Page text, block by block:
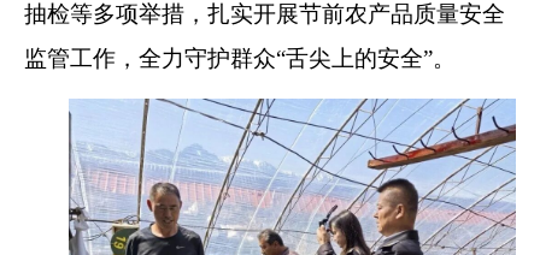
抽检等多项举措，扎实开展节前农产品质量安全
监管工作，全力守护群众“舌尖上的安全”。